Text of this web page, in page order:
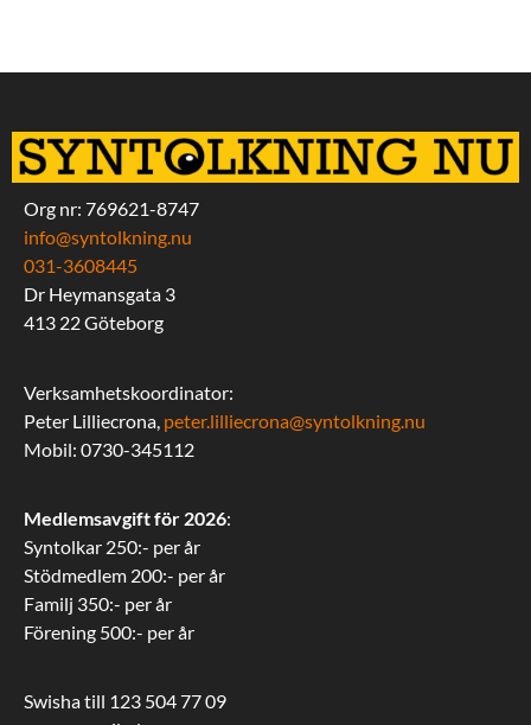
Org nr: 769621-8747
info@syntolkning.nu
031-3608445
Dr Heymansgata 3
413 22 Göteborg
Verksamhetskoordinator:
Peter Lilliecrona, peter.lilliecrona@syntolkning.nu
Mobil: 0730-345112
Medlemsavgift för 2026:
Syntolkar 250:- per år
Stödmedlem 200:- per år
Familj 350:- per år
Förening 500:- per år
Swisha till 123 504 77 09